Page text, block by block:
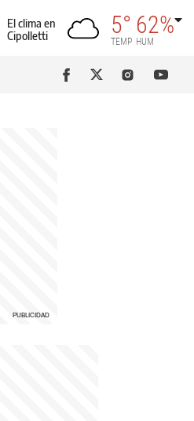
El clima en
Cipolletti
5°
TEMP
62%
HUM